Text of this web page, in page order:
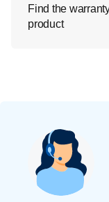
Find the
product